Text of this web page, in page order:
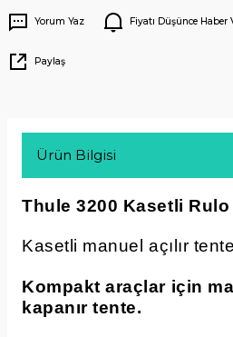
Yorum Yaz Fiyatı Düşünce Haber
Paylaş
Ürün Bilgisi
Thule 3200 Kasetli Rulo
Kasetli manuel açılır tente
Kompakt araçlar için
kapanır tente.